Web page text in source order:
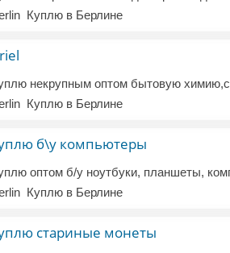
Куплю в Берлине
Куплю в Берлине
б\у компьютеры
Куплю в Берлине
стариные монеты